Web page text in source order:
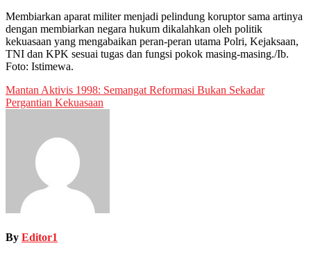
Membiarkan aparat militer menjadi pelindung koruptor sama artinya
dengan membiarkan negara hukum dikalahkan oleh politik
kekuasaan yang mengabaikan peran-peran utama Polri, Kejaksaan,
TNI dan KPK sesuai tugas dan fungsi pokok masing-masing./Ib.
Foto: Istimewa.
Post
navigation
Mantan Aktivis 1998: Semangat Reformasi Bukan Sekadar
Pergantian Kekuasaan
By Editor1